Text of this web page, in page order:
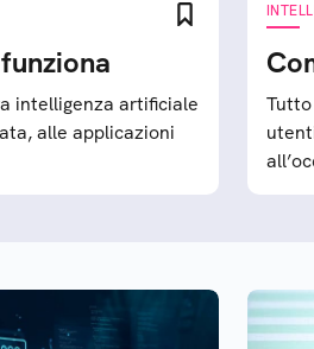
intelligenza artificiale
alle applicazioni